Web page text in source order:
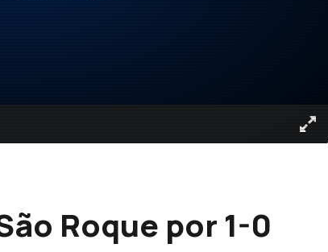
Roque por 1-0